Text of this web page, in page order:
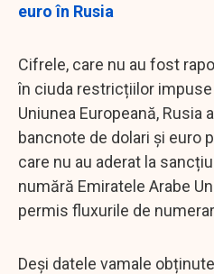
euro în Rusia
Cifrele, care nu au fost
în ciuda restricțiilor
Uniunea Europeană, Rusia
bancnote de dolari și euro
care nu au aderat la
numără Emiratele Arabe
permis fluxurile de
Deși datele vamale